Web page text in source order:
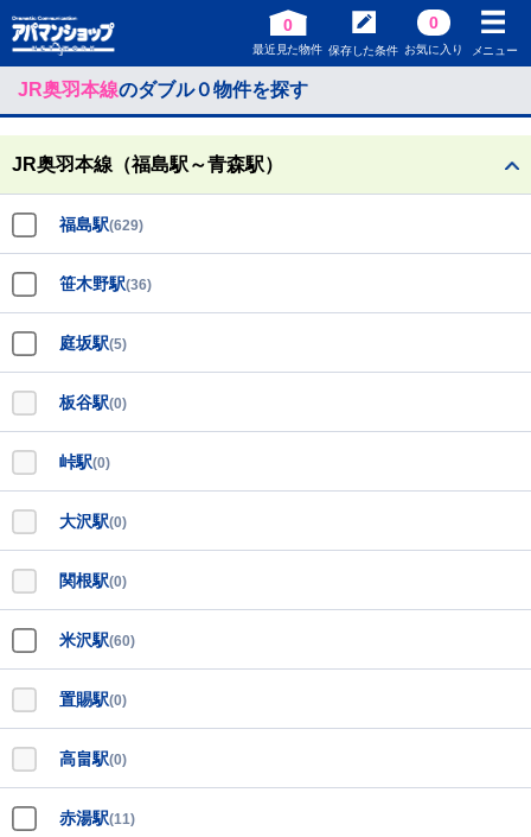
0
最近見た物件 保存した条件
0
お気に入り メニュー
JR奥羽本線のダブル０物件を探す
JR奥羽本線（福島駅～青森駅）
福島駅(629)
笹木野駅(36)
庭坂駅(5)
板谷駅(0)
峠駅(0)
大沢駅(0)
関根駅(0)
米沢駅(60)
置賜駅(0)
高畠駅(0)
赤湯駅(11)